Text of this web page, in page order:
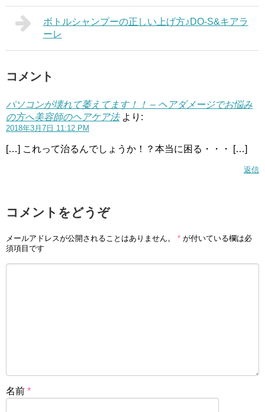
ボトルシャンプーの正しい上げ方♪DO-S&キアラ
ーレ
コメント
パソコンが壊れて萎えてます！！ – ヘアダメージでお悩み
の方へ美容師のヘアケア法 より:
2018年3月7日 11:12 PM
[…] これって治るんでしょうか！？本当に困る・・・ […]
返信
コメントをどうぞ
メールアドレスが公開されることはありません。 * が付いている欄は必
須項目です
名前 *